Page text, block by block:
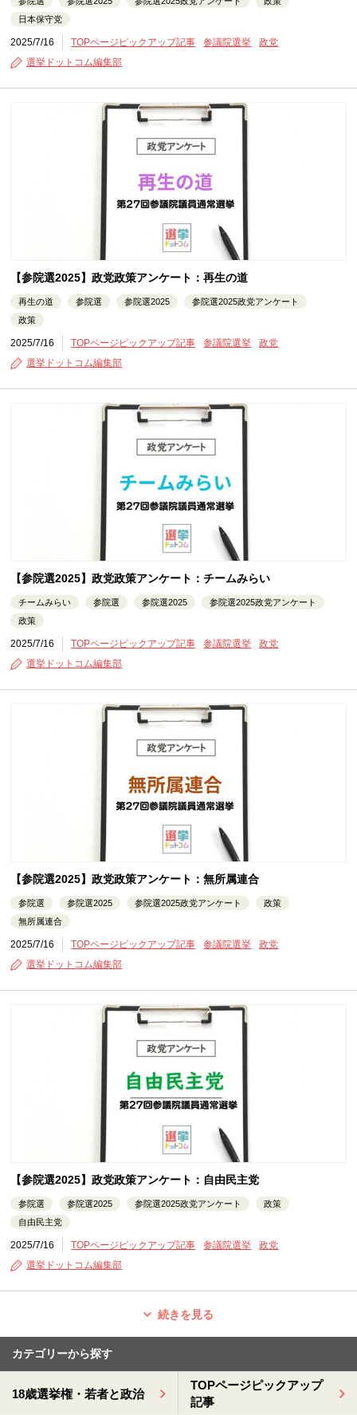
日本保守党
2025/7/16 TOPページピックアップ記事 参議院選挙
政党
選挙ドットコム編集部
【参院選2025】政党政策アンケート：再生の道
再生の道 参院選 参院選2025
参院選2025政党アンケート
政策
2025/7/16 TOPページピックアップ記事 参議院選挙
政党
選挙ドットコム編集部
【参院選2025】政党政策アンケート：チームみらい
チームみらい 参院選 参院選2025
参院選2025政党アンケート
政策
2025/7/16 TOPページピックアップ記事 参議院選挙
政党
選挙ドットコム編集部
【参院選2025】政党政策アンケート：無所属連合
参院選 参院選2025 参院選2025政党アンケート
政策
無所属連合
2025/7/16 TOPページピックアップ記事 参議院選挙
政党
選挙ドットコム編集部
【参院選2025】政党政策アンケート：自由民主党
参院選 参院選2025 参院選2025政党アンケート
政策
自由民主党
2025/7/16 TOPページピックアップ記事 参議院選挙
政党
選挙ドットコム編集部
続きを見る
カテゴリーから探す
18歳選挙権・若者と政治
TOPページピックアップ
記事